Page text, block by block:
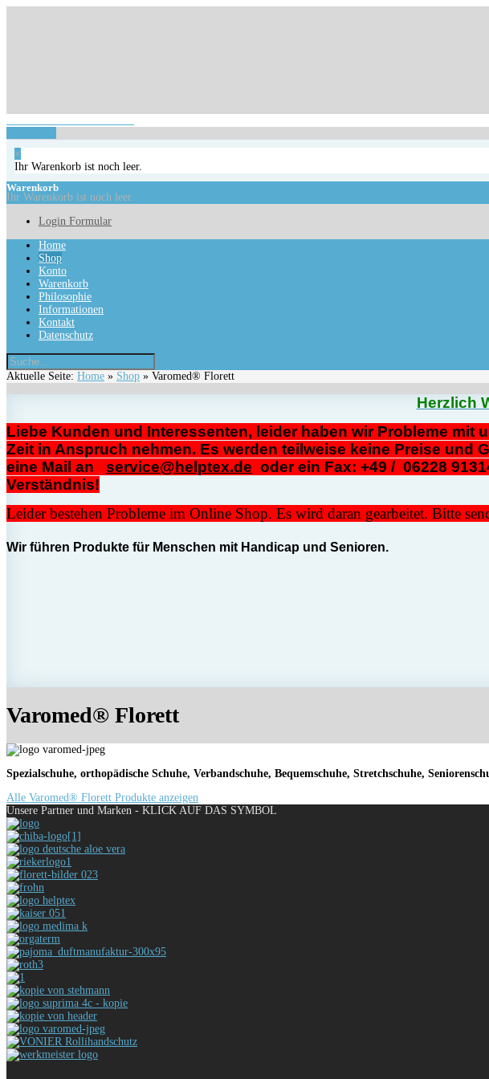
Login Formular
×
Ihr Warenkorb ist noch leer.
Warenkorb
Ihr Warenkorb ist noch leer.
Login Formular
Home
Shop
Konto
Warenkorb
Philosophie
Informationen
Kontakt
Datenschutz
Aktuelle Seite: Home » Shop » Varomed® Florett
Herzlich
Liebe Kunden und Interessenten, leider haben wir Probleme mit
Zeit in Anspruch nehmen. Es werden teilweise keine Preise und
eine Mail an service@helptex.de oder ein Fax:
Verständnis!
Leider bestehen Probleme im Online Shop. Es wird daran gearbeitet. Bitte
Wir führen Produkte für Menschen mit Handicap und Senioren.
Varomed® Florett
Spezialschuhe, orthopädische Schuhe, Verbandschuhe, Bequemschuhe, Stretchschuhe,
Alle Varomed® Florett Produkte anzeigen
Unsere Partner und Marken - KLICK AUF DAS SYMBOL